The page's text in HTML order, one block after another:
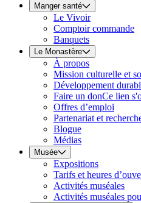
Manger santé
Le Vivoir
Comptoir commande
Banquets
Le Monastère
À propos
Mission culturelle et
Développement
Faire un donCe lien
Offres d’emploi
Partenariat et
Blogue
Médias
Musée
Expositions
Tarifs et heures
Activités muséales
Activités muséales